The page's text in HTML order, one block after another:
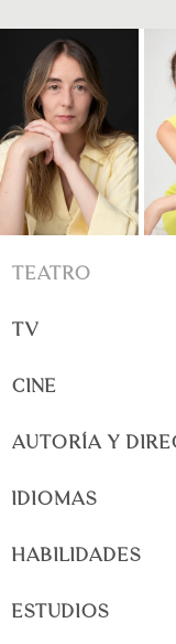
TEATRO
TV
CINE
AUTORÍA Y
IDIOMAS
HABILIDADES
ESTUDIOS